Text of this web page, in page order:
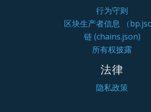
行为守则
区块生产者信息 （
链 (chains.json)
所有权披露
法律
隐私政策